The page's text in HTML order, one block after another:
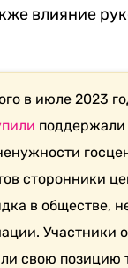
влияние
в июле 2023
поддержали
сторонники
в обществе,
Участники
свою позицию